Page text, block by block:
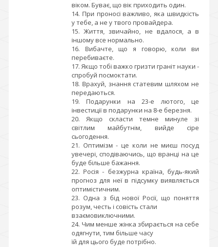
віком. Буває, що вік приходить один.
14. При проносі важливо, яка швидкість
у тебе, а не у твого провайдера.
15. Життя, звичайно, не вдалося, а в
іншому все нормально.
16. Вибачте, що я говорю, коли ви
перебиваєте.
17. Якщо тобі важко гризти граніт науки -
спробуй посмоктати.
18. Врахуй, знання статевим шляхом не
передаються.
19. Подарунки на 23-е лютого, це
інвестиції в подарунки на 8-е березня.
20. Якщо скласти темне минуле зі
світлим майбутнім, вийде сіре
сьогодення.
21. Оптимізм - це коли не миєш посуд
увечері, сподіваючись, що вранці на це
буде більше бажання.
22. Росія - безжурна країна, будь-який
прогноз для неї в підсумку виявляється
оптимістичним.
23. Одна з бід нової Росії, що поняття
розум, честь і совість стали
взаємовиключними.
24. Чим менше жінка збирається на себе
одягнути, тим більше часу
їй для цього буде потрібно.